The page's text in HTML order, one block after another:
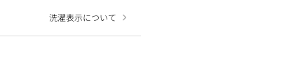
洗濯表示について